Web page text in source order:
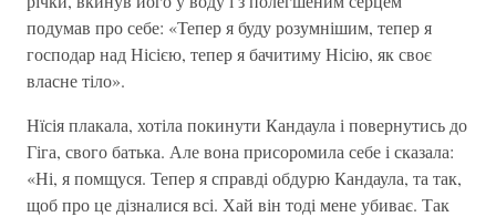
подумав про себе: «Тепер я буду розумнішим, тепер я
господар над Нісією, тепер я бачитиму Нісію, як своє
власне тіло».
Нїсія плакала, хотіла покинути Кандаула і повернутись до
Гіга, свого батька. Але вона присоромила себе і сказала:
«Ні, я помщуся. Тепер я справді обдурю Кандаула, та так,
щоб про це дізналися всі. Хай він тоді мене убиває. Так